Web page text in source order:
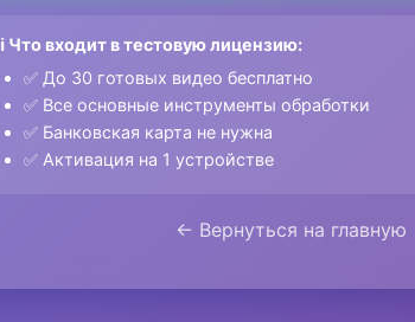
ℹ️ Что входит в тестовую лицензию:
✅ До 30 готовых видео бесплатно
✅ Все основные инструменты обработки
✅ Банковская карта не нужна
✅ Активация на 1 устройстве
← Вернуться на главную